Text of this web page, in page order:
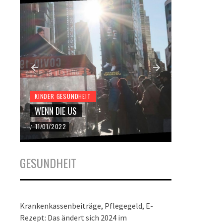
KINDER GESUNDHEIT
WENN DIE US
/ 11/01/2022
GESUNDHEIT
Krankenkassenbeiträge, Pflegegeld, E-
Rezept: Das ändert sich 2024 im